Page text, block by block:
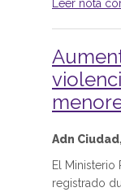
Leer nota
Adn
El Ministerio
registrado